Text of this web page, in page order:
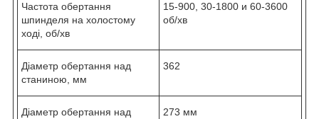
Частота обертання
шпинделя на холостому
ході, об/хв
15-900, 30-1800 и 60-3600
об/хв
Діаметр обертання над
станиною, мм
362
Діаметр обертання над
273 мм